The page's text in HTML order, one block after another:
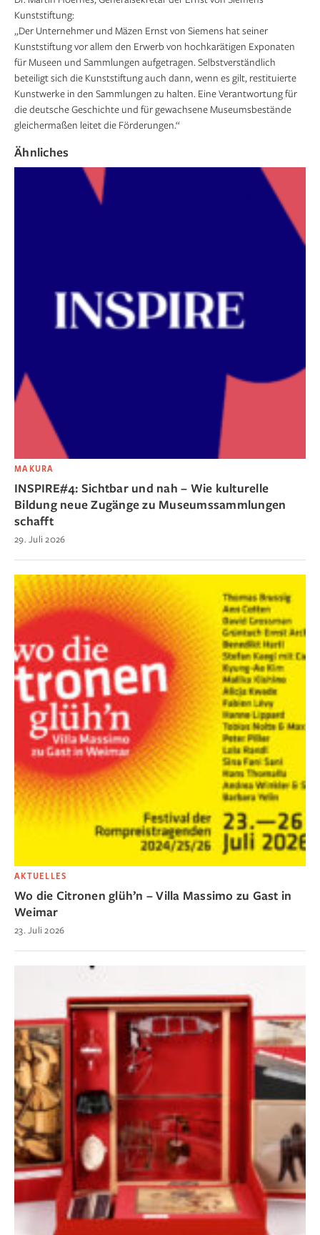
Kunststiftung:
„Der Unternehmer und Mäzen Ernst von Siemens hat seiner
Kunststiftung vor allem den Erwerb von hochkarätigen Exponaten
für Museen und Sammlungen aufgetragen. Selbstverständlich
beteiligt sich die Kunststiftung auch dann, wenn es gilt, restituierte
Kunstwerke in den Sammlungen zu halten. Eine Verantwortung für
die deutsche Geschichte und für gewachsene Museumsbestände
gleichermaßen leitet die Förderungen.“
Ähnliches
MAKURA
INSPIRE#4: Sichtbar und nah – Wie kulturelle
Bildung neue Zugänge zu Museumssammlungen
schafft
29. Juli 2026
AKTUELLES
Wo die Citronen glüh’n – Villa Massimo zu Gast in
Weimar
23. Juli 2026